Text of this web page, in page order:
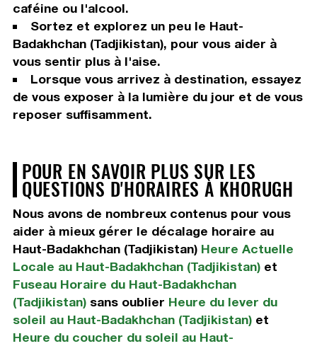
caféine ou l'alcool.
Sortez et explorez un peu le Haut-
Badakhchan (Tadjikistan), pour vous aider à
vous sentir plus à l'aise.
Lorsque vous arrivez à destination, essayez
de vous exposer à la lumière du jour et de vous
reposer suffisamment.
POUR EN SAVOIR PLUS SUR LES
QUESTIONS D'HORAIRES À KHORUGH
Nous avons de nombreux contenus pour vous
aider à mieux gérer le décalage horaire au
Haut-Badakhchan (Tadjikistan) Heure Actuelle
Locale au Haut-Badakhchan (Tadjikistan)et
Fuseau Horaire du Haut-Badakhchan
(Tadjikistan)sans oublier Heure du lever du
soleil au Haut-Badakhchan (Tadjikistan)et
Heure du coucher du soleil au Haut-